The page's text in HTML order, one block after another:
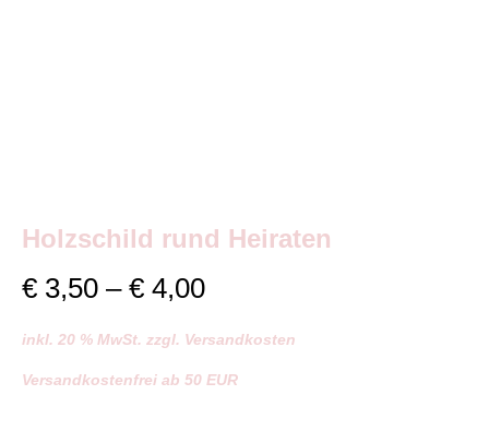
Holzschild rund Heiraten
€ 3,50 – € 4,00Preisspanne:
bis
€ 4,00
inkl. 20 % MwSt. zzgl. Versandkosten
Versandkostenfrei ab 50 EUR